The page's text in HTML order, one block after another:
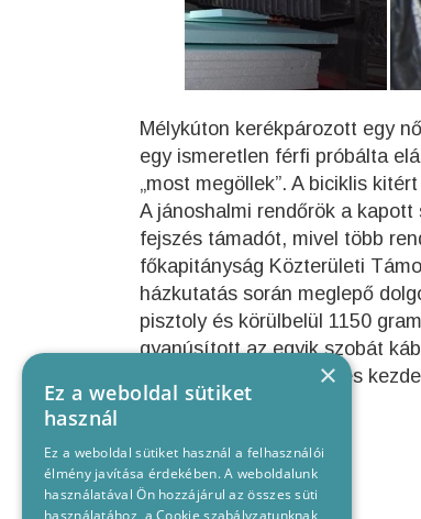
Mélykúton kerékpározott egy
egy ismeretlen férfi próbálta
„most megöllek”. A biciklis
A jánoshalmi rendőrök a
fejszés támadót, mivel több
főkapitányság Közterületi
házkutatás során meglepő
pisztoly és körülbelül 1150
gyanúsított az egyik szobát
A férfit őrizetbe vették és
×
Ez a weboldal sütiket
használ
Ez a weboldal sütiket használ a felhasználói
élmény javítása érdekében. A weboldalunk
használatával Ön hozzájárul az összes süti
használatához, a Cookie szabályzatunknak